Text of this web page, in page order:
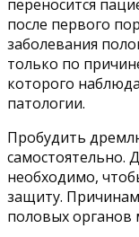
переносится
после первого
заболевания
только по
которого
патологии.
Пробудить
самостоятельно.
необходимо,
защиту.
половых органов